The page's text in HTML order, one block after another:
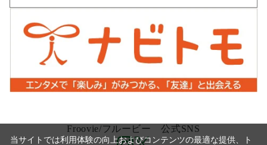
Froovie/フルービー 公式SNS
当サイトでは利用体験の向上およびコンテンツの最適な提供、ト